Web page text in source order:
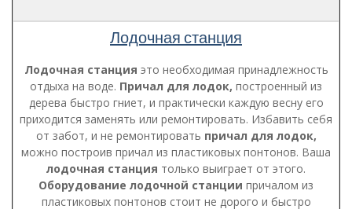
Лодочная станция
Лодочная станция это необходимая принадлежность
отдыха на воде. Причал для лодок, построенный из
дерева быстро гниет, и практически каждую весну его
приходится заменять или ремонтировать. Избавить себя
от забот, и не ремонтировать причал для лодок,
можно построив причал из пластиковых понтонов. Ваша
лодочная станция только выиграет от этого.
Оборудование лодочной станции причалом из
пластиковых понтонов стоит не дорого и быстро